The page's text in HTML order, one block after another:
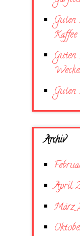
Kaffee
Archiv
April
März